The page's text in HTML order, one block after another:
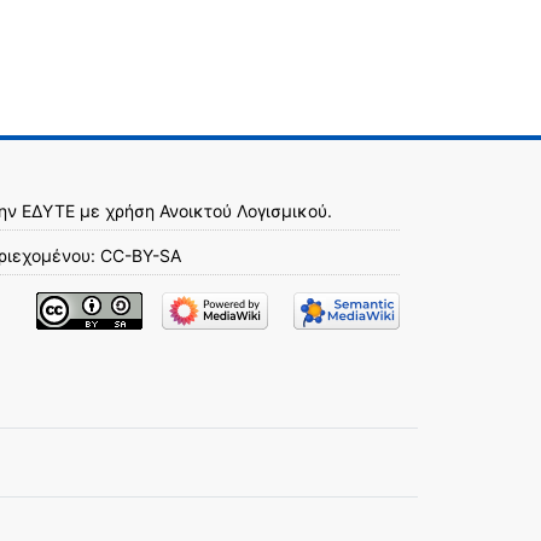
ΕΔΥΤΕ με χρήση Ανοικτού Λογισμικού.
CC-BY-SA